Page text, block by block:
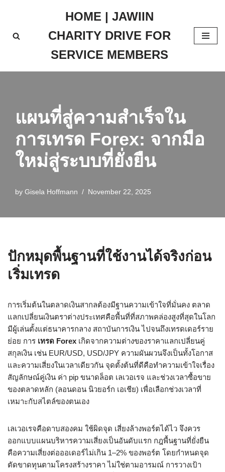
to
HOME | JAWIIN
CHARITY DRIVE FOR
SERVICE MEMBERS
แผนที่สู่ความสำเร็จใน
การเทรด Forex: จากมือ
ใหม่สู่ระบบที่ยั่งยืน
by Gisela Hoffmann November 22, 2025
ปักหมุดพื้นฐานที่ใช้งานได้จริงก่อน
เริ่มเทรด
การเริ่มต้นในตลาดเงินสากลต้องมีฐานความเข้าใจที่มั่นคง ตลาด
แลกเปลี่ยนเงินตราต่างประเทศคือพื้นที่ที่สภาพคล่องสูงที่สุดในโลก
มีผู้เล่นตั้งแต่ธนาคารกลาง สถาบันการเงิน ไปจนถึงเทรดเดอร์ราย
ย่อย การ เทรด Forex เกิดจากความต่างของราคาแลกเปลี่ยนคู่
สกุลเงิน เช่น EUR/USD, USD/JPY ความผันผวนจึงเป็นทั้งโอกาส
และความเสี่ยงในเวลาเดียวกัน จุดตั้งต้นที่ดีคือทำความเข้าใจเรื่อง
สัญลักษณ์คู่เงิน ค่า pip ขนาดล็อต เลเวอเรจ และช่วงเวลาซื้อขาย
ของตลาดหลัก (ลอนดอน นิวยอร์ก เอเชีย) เพื่อเลือกช่วงเวลาที่
เหมาะกับสไตล์ของตนเอง
เลเวอเรจคือดาบสองคม ใช้ผิดจุด เสี่ยงล้างพอร์ตได้ไว จึงควร
ออกแบบแผนบริหารความเสี่ยงเป็นอันดับแรก กฎพื้นฐานที่ยั่งยืน
คือความเสี่ยงต่อออเดอร์ไม่เกิน 1–2% ของพอร์ต โดยกำหนดจุด
ตัดขาดทุนตามโครงสร้างราคา ไม่ใช่ตามอารมณ์ การวางเป้า